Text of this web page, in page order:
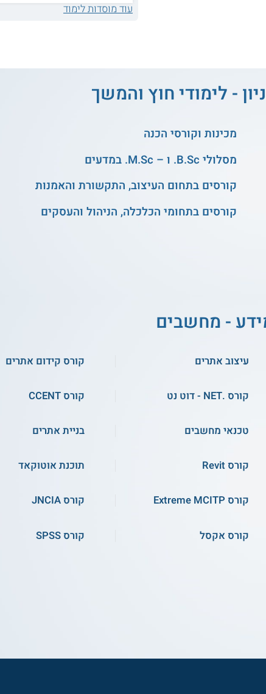
עוד מוסדות לימוד
- לימודי חוץ והמשך
מכינות וקורסי הכנה
מסלולי B.Sc. ו – M.Sc. במדעים
קורסים בתחום העיצוב, התקשורת והאמנות
קורסים בתחומי הכלכלה, הניהול והעסקים
- מחשבים
עיצוב אתרים קורס קידום אתרים
קורס .NET - דוט נט קורס CCENT
טכנאי מחשבים בניית אתרים
קורס Revit תוכנת אוטוקאד
קורס Extreme MCITP קורס JNCIA
קורס אקסל קורס SPSS